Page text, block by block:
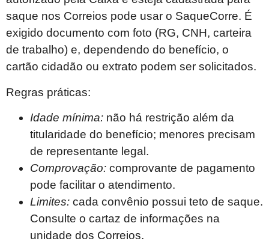
saque nos Correios pode usar o SaqueCorre. É
exigido documento com foto (RG, CNH, carteira
de trabalho) e, dependendo do benefício, o
cartão cidadão ou extrato podem ser solicitados.
Regras práticas:
Idade mínima: não há restrição além da
titularidade do benefício; menores precisam
de representante legal.
Comprovação: comprovante de pagamento
pode facilitar o atendimento.
Limites: cada convênio possui teto de saque.
Consulte o cartaz de informações na
unidade dos Correios.